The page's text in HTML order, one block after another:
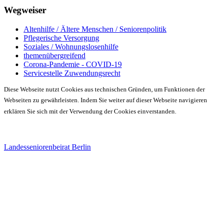
Wegweiser
Altenhilfe / Ältere Menschen / Seniorenpolitik
Pflegerische Versorgung
Soziales / Wohnungslosenhilfe
themenübergreifend
Corona-Pandemie - COVID-19
Servicestelle Zuwendungsrecht
Diese Webseite nutzt Cookies aus technischen Gründen, um Funktionen der
Webseiten zu gewährleisten. Indem Sie weiter auf dieser Webseite navigieren
erklären Sie sich mit der Verwendung der Cookies einverstanden.
Landesseniorenbeirat Berlin